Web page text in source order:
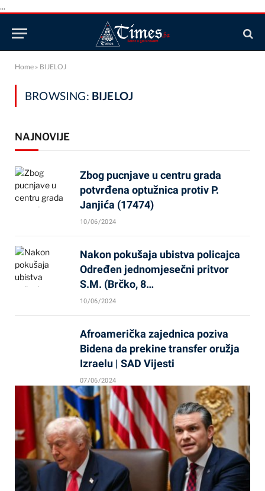
...
Home » BIJELOJ
BROWSING: BIJELOJ
NAJNOVIJE
Zbog pucnjave u centru grada
potvrđena optužnica protiv P.
Janjića (17474)
10/06/2024
Nakon pokušaja ubistva policajca
Određen jednomjesečni pritvor
S.M. (Brčko, 8…
10/06/2024
Afroamerička zajednica poziva
Bidena da prekine transfer oružja
Izraelu | SAD Vijesti
07/06/2024